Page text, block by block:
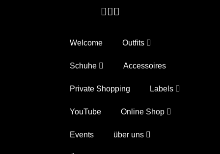
Welcome
Outfits
Schuhe Accessoires
Private Shopping Labels
YouTube Online Shop
Events über uns